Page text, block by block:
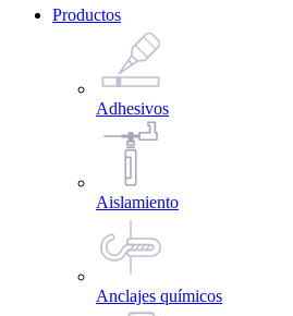
Productos
Adhesivos
Aislamiento
Anclajes químicos